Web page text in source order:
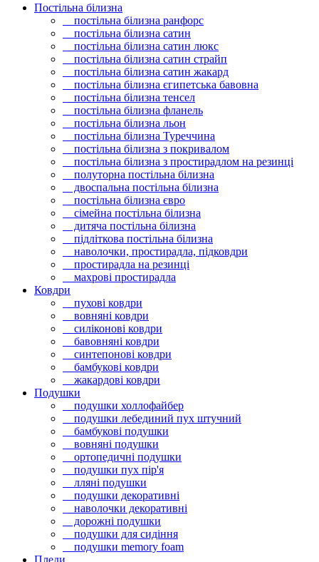
Постільна білизна
постільна білизна ранфорс
постільна білизна сатин
постільна білизна сатин люкс
постільна білизна сатин страйп
постільна білизна сатин жакард
постільна білизна єгипетська бавовна
постільна білизна тенсел
постільна білизна фланель
постільна білизна льон
постільна білизна Туреччина
постільна білизна з покривалом
постільна білизна з простирадлом на резинці
полуторна постільна білизна
двоспальна постільна білизна
постільна білизна євро
сімейна постільна білизна
дитяча постільна білизна
підліткова постільна білизна
наволочки, простирадла, підковдри
простирадла на резинці
махрові простирадла
Ковдри
пухові ковдри
вовняні ковдри
силіконові ковдри
бавовняні ковдри
синтепонові ковдри
бамбукові ковдри
жакардові ковдри
Подушки
подушки холлофайбер
подушки лебединий пух штучний
бамбукові подушки
вовняні подушки
ортопедичні подушки
подушки пух пір'я
лляні подушки
подушки декоративні
наволочки декоративні
дорожні подушки
подушки для сидіння
подушки memory foam
Пледи